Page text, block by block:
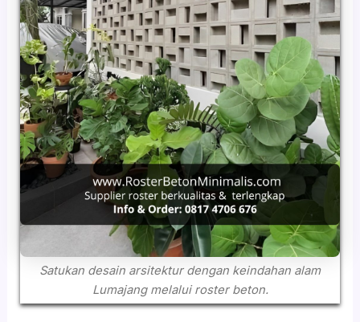
Satukan desain arsitektur dengan keindahan alam
Lumajang melalui roster beton.